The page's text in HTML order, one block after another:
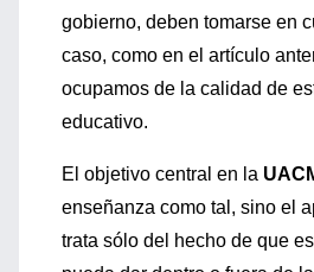
gobierno, deben tomarse en
caso, como en el artículo
ocupamos de la calidad de
educativo.
El objetivo central en la
enseñanza como tal, sino el
trata sólo del hecho de que